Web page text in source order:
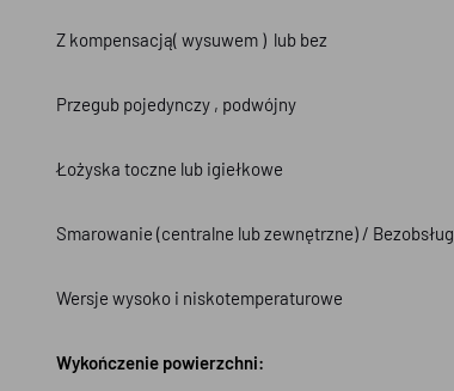
Z kompensacją( wysuwem ) lub bez
Przegub pojedynczy , podwójny
Łożyska toczne lub igiełkowe
Smarowanie (centralne lub zewnętrzne) /
Wersje wysoko i niskotemperaturowe
Wykończenie powierzchni: